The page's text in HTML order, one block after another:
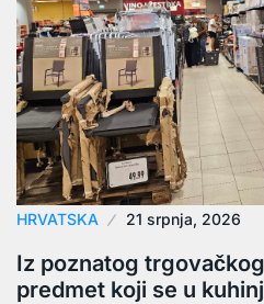
HRVATSKA 21 srpnja, 2026
Iz poznatog
predmet koji se u